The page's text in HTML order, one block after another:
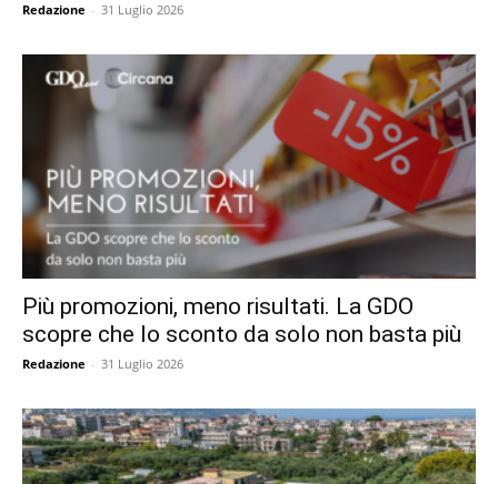
Redazione - 31 Luglio 2026
Più promozioni, meno risultati. La GDO
scopre che lo sconto da solo non basta più
Redazione - 31 Luglio 2026